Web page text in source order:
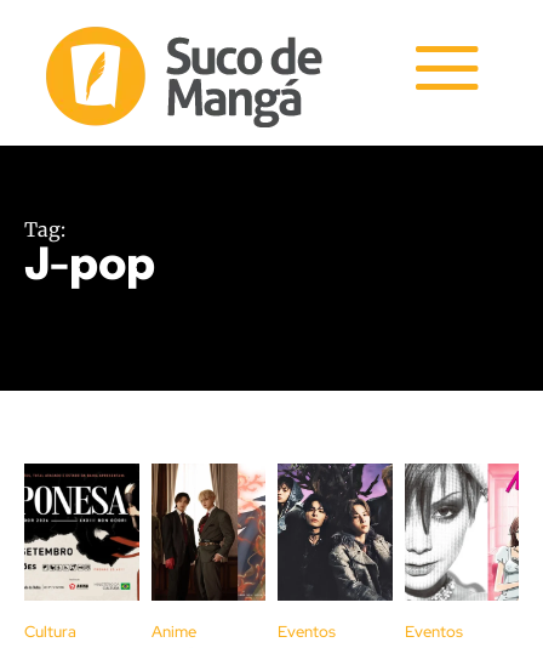
Tag:
J-pop
Cultura Anime Eventos Eventos